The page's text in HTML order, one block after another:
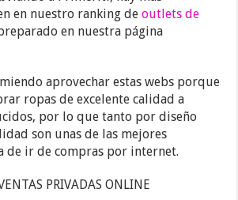
en nuestro ranking deoutlets de
en nuestra página
aprovechar estas webs porque
ropas de excelente calidad a
por lo que tanto por diseño
son unas de las mejores
de ir de compras por internet.
PRIVADAS ONLINE